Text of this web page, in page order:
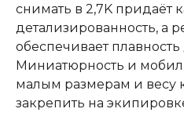
снимать в 2,7K придаёт
детализированность, а
обеспечивает
Миниатюрность и
малым размерам и весу
закрепить на